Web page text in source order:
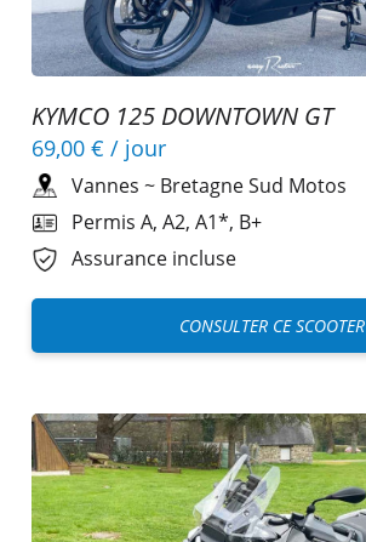
KYMCO 125 DOWNTOWN GT
69,00 € / jour
Vannes ~ Bretagne Sud Motos
Permis A, A2, A1*, B+
Assurance incluse
CONSULTER CE SCOOTER